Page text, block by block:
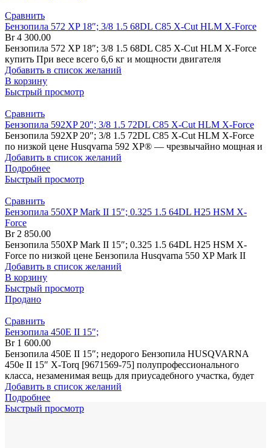
Сравнить
Бензопила 572 XP 18″; 3/8 1.5 68DL C85 X-Cut HLM X-Force
Br4 300.00
Бензопила 572 XP 18″; 3/8 1.5 68DL C85 X-Cut HLM X-Force
купить При весе всего 6,6 кг и мощности двигателя
Добавить в список желаний
В корзину
Быстрый просмотр
Сравнить
Бензопила 592XP 20″; 3/8 1.5 72DL C85 X-Cut HLM X-Force
Бензопила 592XP 20″; 3/8 1.5 72DL C85 X-Cut HLM X-Force
по низкой цене Husqvarna 592 XP® — чрезвычайно мощная и
Добавить в список желаний
Подробнее
Быстрый просмотр
Сравнить
Бензопила 550XP Mark II 15″; 0.325 1.5 64DL H25 HSM X-
Force
Br2 850.00
Бензопила 550XP Mark II 15″; 0.325 1.5 64DL H25 HSM X-
Force по низкой цене Бензопила Husqvarna 550 XP Mark II
Добавить в список желаний
В корзину
Быстрый просмотр
Продано
Сравнить
Бензопила 450Е II 15″;
Br1 600.00
Бензопила 450Е II 15″; недорого Бензопила HUSQVARNA
450е II 15″ X-Torq [9671569-75] полупрофессионального
класса, незаменимая вещь для приусадебного участка, будет
Добавить в список желаний
Подробнее
Быстрый просмотр